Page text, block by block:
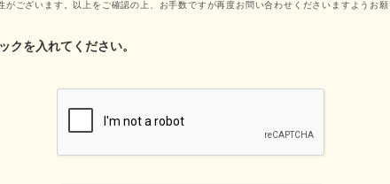
ございます。以上をご確認の上、お手数ですが再度お問い合わせくださいますようお願
クを入れてください。